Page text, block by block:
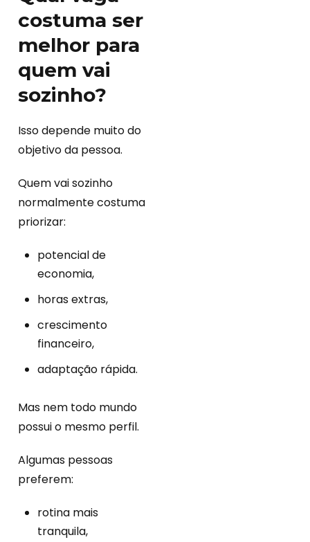
costuma ser
melhor para
quem vai
sozinho?
Isso depende muito do
objetivo da pessoa.
Quem vai sozinho
normalmente costuma
priorizar:
potencial de
economia,
horas extras,
crescimento
financeiro,
adaptação rápida.
Mas nem todo mundo
possui o mesmo perfil.
Algumas pessoas
preferem:
rotina mais
tranquila,